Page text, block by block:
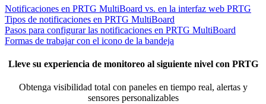
Notificaciones en PRTG MultiBoard vs. en la interfaz web PRTG
Tipos de notificaciones en PRTG MultiBoard
Pasos para configurar las notificaciones en PRTG MultiBoard
Formas de trabajar con el icono de la bandeja
Lleve su experiencia de monitoreo al siguiente nivel con PRTG
Obtenga visibilidad total con paneles en tiempo real, alertas y
sensores personalizables